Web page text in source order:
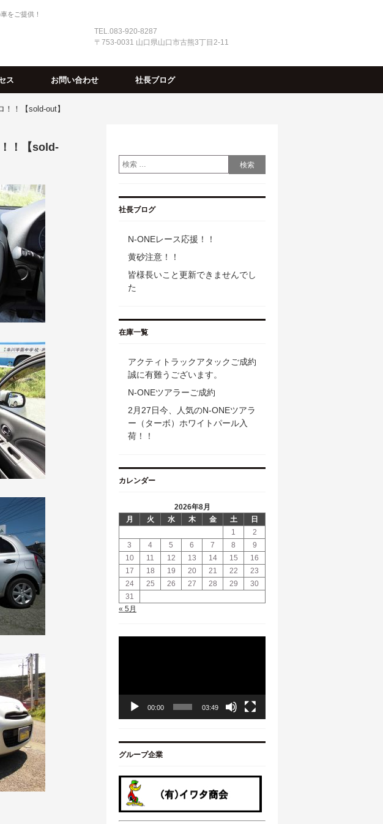
をご提供！
TEL.083-920-8287
〒753-0031 山口県山口市古熊3丁目2-11
ス お問い合わせ 社長ブログ
！【sold-out】
！【sold-
社長ブログ
N-ONEレース応援！！
黄砂注意！！
皆様長いこと更新できませんでし
た
在庫一覧
アクティトラックアタックご成約
誠に有難うございます。
N-ONEツアラーご成約
2月27日今、人気のN-ONEツアラ
ー（ターボ）ホワイトパール入
荷！！
カレンダー
2026年8月
月
火 水 木 金 土
日
1
2
3
4 5 6 7 8
9
10
11 12 13 14 15
16
17
18 19 20 21 22
23
24
25 26 27 28 29
30
31
« 5月
ー
ー
00:00 03:49
グループ企業